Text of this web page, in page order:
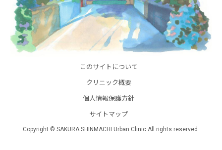
このサイトについて
クリニック概要
個人情報保護方針
サイトマップ
Copyright © SAKURA SHINMACHI Urban Clinic All rights reserved.